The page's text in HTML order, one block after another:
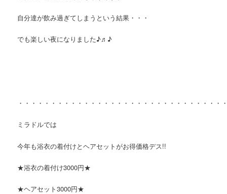
自分達が飲み過ぎてしまうという結果・・・
でも楽しい夜になりました♪♬♪
・・・・・・・・・・・・・・・・・・・・・・・・・・・・・・
ミラドルでは
今年も浴衣の着付けとヘアセットがお得価格デス!!
★浴衣の着付け3000円★
★ヘアセット3000円★